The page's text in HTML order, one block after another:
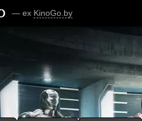
— ex KinoGo.by